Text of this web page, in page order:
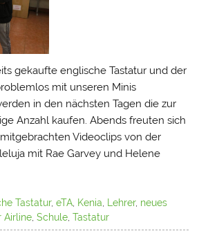
gekaufte englische Tastatur und der
mit unseren Minis
in den nächsten Tagen die zur
Anzahl kaufen. Abends freuten sich
mitgebrachten Videoclips von der
mit Rae Garvey und Helene
Tastatur,eTA Kenia Lehrer, neues
Airline ,Schule ,Tastatur